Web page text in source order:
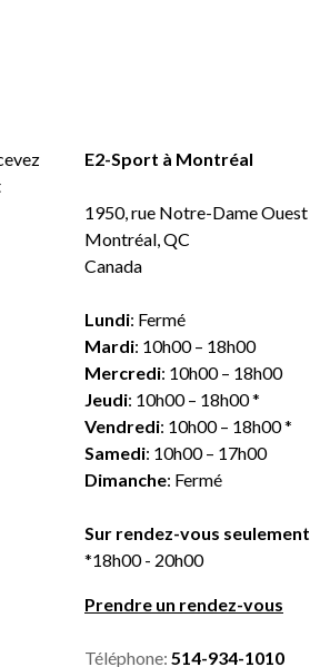
E2-Sport à Montréal
1950, rue Notre-Dame Ouest
Montréal, QC
Canada
Lundi: Fermé
Mardi: 10h00 – 18h00
Mercredi: 10h00 – 18h00
Jeudi: 10h00 – 18h00 *
Vendredi: 10h00 – 18h00 *
Samedi: 10h00 – 17h00
Dimanche: Fermé
Sur rendez-vous seulement
*18h00 - 20h00
Prendre un rendez-vous
Téléphone: 514-934-1010